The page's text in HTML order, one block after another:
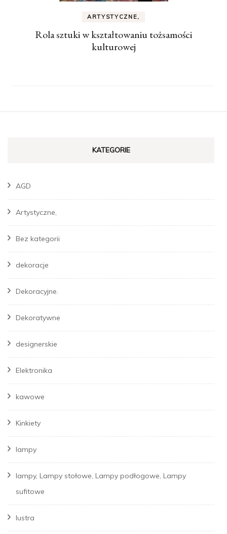
ARTYSTYCZNE,
Rola sztuki w kształtowaniu tożsamości
kulturowej
KATEGORIE
AGD
Artystyczne,
Bez kategorii
dekoracje
Dekoracyjne.
Dekoratywne
designerskie
Elektronika
kawowe
Kinkiety
lampy
lampy, Lampy stołowe, Lampy podłogowe, Lampy
sufitowe
lustra